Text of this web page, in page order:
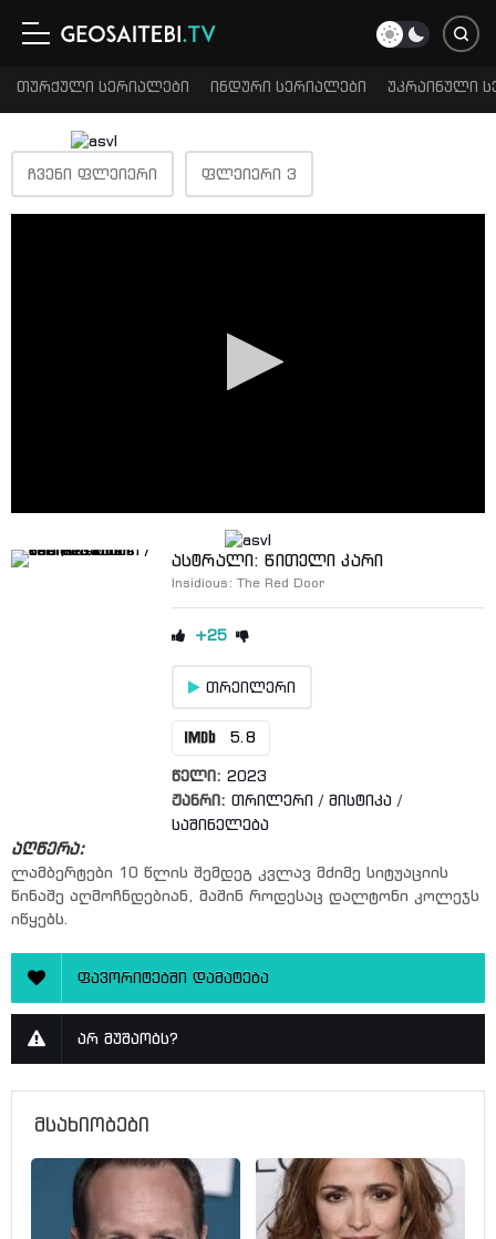
თურქული სერიალები ინდური სერიალები უკრაინული
ᲩᲕᲔᲜᲘ ᲤᲚᲔᲘᲔᲠᲘ ᲤᲚᲔᲘᲔᲠᲘ 3
ასტრალი: წითელი კარი
Insidious: The Red Door
+25
თრეილერი
5.8
წელი: 2023
ჟანრი: თრილერი / მისტიკა /
საშინელება
აღწერა:
ლამბერტები 10 წლის შემდეგ კვლავ მძიმე სიტუაციის
წინაშე აღმოჩნდებიან, მაშინ როდესაც დალტონი კოლეჯს
იწყებს.
ფავორიტებში დამატება
არ მუშაობს?
მსახიობები